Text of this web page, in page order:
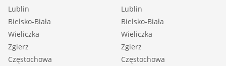
Lublin
Bielsko-Biała
Wieliczka
Zgierz
Częstochowa
Lublin
Bielsko-Biała
Wieliczka
Zgierz
Częstochowa